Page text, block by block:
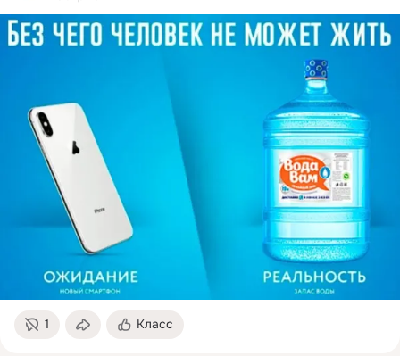
1 Класс